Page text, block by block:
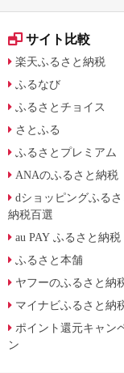
サイト比較
楽天ふるさと納税
ふるなび
ふるさとチョイス
さとふる
ふるさとプレミアム
ANAのふるさと納税
dショッピングふるさ
納税百選
au PAY ふるさと納税
ふるさと本舗
ヤフーのふるさと納
マイナビふるさと納
ポイント還元キャン
ン